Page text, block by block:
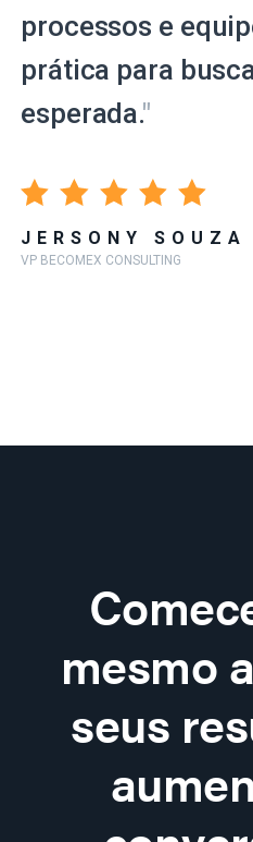
processos e
prática para
esperada."
JERSONY SOUZA
VP BECOMEX CONSULTING
mesmo
seus